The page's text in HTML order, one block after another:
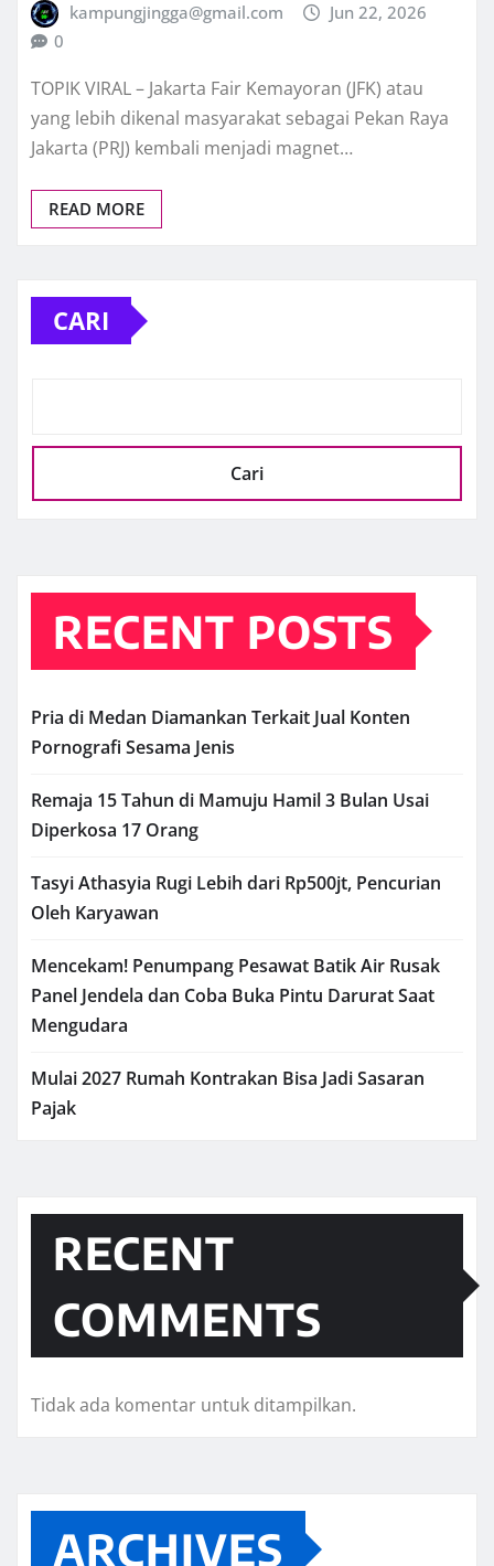
kampungjingga@gmail.com
Jun 22, 2026
0
TOPIK VIRAL – Jakarta Fair Kemayoran (JFK) atau
yang lebih dikenal masyarakat sebagai Pekan Raya
Jakarta (PRJ) kembali menjadi magnet…
READ MORE
CARI
Cari
RECENT POSTS
Pria di Medan Diamankan Terkait Jual Konten
Pornografi Sesama Jenis
Remaja 15 Tahun di Mamuju Hamil 3 Bulan Usai
Diperkosa 17 Orang
Tasyi Athasyia Rugi Lebih dari Rp500jt, Pencurian
Oleh Karyawan
Mencekam! Penumpang Pesawat Batik Air Rusak
Panel Jendela dan Coba Buka Pintu Darurat Saat
Mengudara
Mulai 2027 Rumah Kontrakan Bisa Jadi Sasaran
Pajak
RECENT
COMMENTS
Tidak ada komentar untuk ditampilkan.
ARCHIVES